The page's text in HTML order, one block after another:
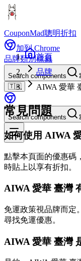
CouponMad聰明折扣
加到 Chrome
品牌類別標籤
Search components
🇹🇼
Search components
首頁
品牌
AIWA 愛華
常見問題
如何使用 AIWA
點擊本頁面的優惠碼
時貼上以享有折扣。
AIWA 愛華 臺灣
免運政策視品牌而定
尋找免運優惠。
AIWA 愛華 臺灣